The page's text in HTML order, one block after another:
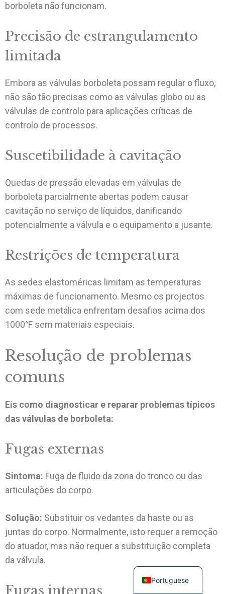
borboleta não funcionam.
Precisão de estrangulamento
limitada
Embora as válvulas borboleta possam regular o fluxo,
não são tão precisas como as válvulas globo ou as
válvulas de controlo para aplicações críticas de
controlo de processos.
Suscetibilidade à cavitação
Quedas de pressão elevadas em válvulas de
borboleta parcialmente abertas podem causar
cavitação no serviço de líquidos, danificando
potencialmente a válvula e o equipamento a jusante.
Restrições de temperatura
As sedes elastoméricas limitam as temperaturas
máximas de funcionamento. Mesmo os projectos
com sede metálica enfrentam desafios acima dos
1000°F sem materiais especiais.
Resolução de problemas
comuns
Eis como diagnosticar e reparar problemas típicos
das válvulas de borboleta:
Fugas externas
Sintoma: Fuga de fluido da zona do tronco ou das
articulações do corpo.
Solução: Substituir os vedantes da haste ou as
juntas do corpo. Normalmente, isto requer a remoção
do atuador, mas não requer a substituição completa
da válvula.
Fugas internas
Portuguese
German
Spanish
French
Turkish